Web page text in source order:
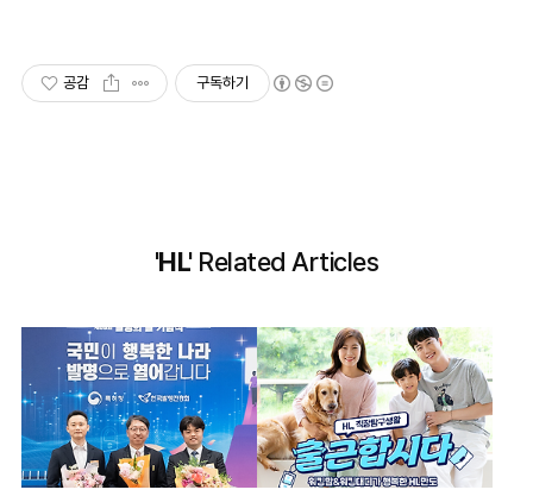
공감 구독하기
'HL'Related Articles